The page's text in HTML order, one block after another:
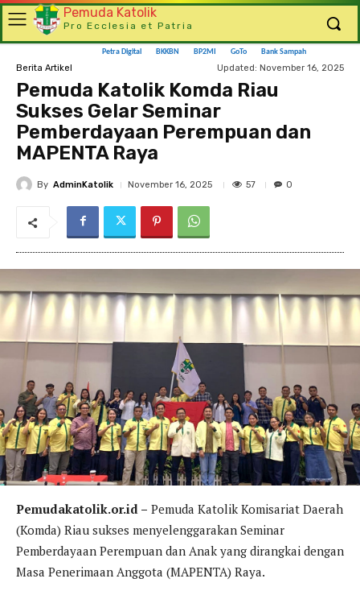
Pemuda Katolik
Pro Ecclesia et Patria
Petra Digital BKKBN BP2MI GoTo Bank Sampah
Berita Artikel Updated: November 16, 2025
Pemuda Katolik Komda Riau
Sukses Gelar Seminar
Pemberdayaan Perempuan dan
MAPENTA Raya
By AdminKatolik November 16, 2025 57 0
Pemudakatolik.or.id – Pemuda Katolik Komisariat Daerah
(Komda) Riau sukses menyelenggarakan Seminar
Pemberdayaan Perempuan dan Anak yang dirangkai dengan
Masa Penerimaan Anggota (MAPENTA) Raya.